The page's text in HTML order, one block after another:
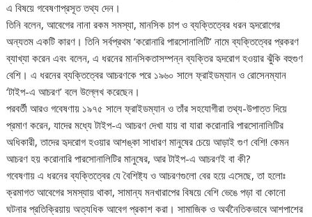
এ বিষয়ে গবেষণাপ্রসূত তথ্য দেন।
তিনি বলেন, আবেগের নানা রকম সমস্যা, মানসিক চাপ ও ব্যক্তিত্বের ধরন হৃদরোগের
অন্যতম একটি কারণ। তিনি সর্বপ্রথম ‘করোনারি পারসোনালিটি’ নামে ব্যক্তিত্বের প্রকরণ
ব্যাখ্যা করেন এবং বলেন, এ ধরনের মানসিকতাসম্পন্ন ব্যক্তির হৃদরোগ হওয়ার ঝুঁকি বহুগুণ
বেশি। এ ধরনের ব্যক্তিত্বের আচরণকে পরে ১৯৬০ সালে ফ্রাইডম্যান ও রোসেনম্যান
‘টাইপ-এ আচরণ’ বলে উল্লেখ করেছেন।
পরবর্তী আরও গবেষণায় ১৯৭৫ সালে ফ্রাইডম্যান ও তাঁর সহযোগীরা তথ্য-উপাত্ত দিয়ে
প্রমাণ করেন, যাদের মধ্যে টাইপ-এ আচরণ দেখা যায় বা যারা করোনারি পারসোনালিটির
অধিকারী, তাদের হৃদরোগ হওয়ার আশঙ্কা সাধারণ মানুষের চেয়ে আড়াই গুণ বেশি! কেমন
আচরণ হয় করোনারি পারসোনালিটির মানুষের, আর টাইপ-এ আচরণই বা কী?
গবেষণায় এ ধরনের ব্যক্তিত্বের যে বৈশিষ্ট্য ও আচরণগুলো বের হয়ে এসেছে, তা হলোঃ
ক্রমাগত আবেগের সমস্যায় থাকা, সামান্য মনখারাপের বিষয়ে বেশি ভেঙে পড়া বা কোনো
ঘটনার প্রতিক্রিয়ায় অত্যধিক আবেগ প্রকাশ করা। সামাজিক ও অর্থনৈতিকভাবে আশপাশের